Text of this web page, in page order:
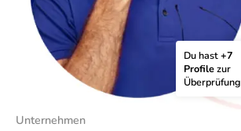
Du hast +7
Profile zur
Überprüfung
Unternehmen